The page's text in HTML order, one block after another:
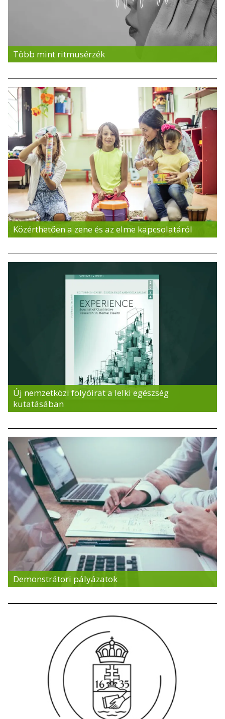
Több mint ritmusérzék
Közérthetően a zene és az elme kapcsolatáról
Új nemzetközi folyóirat a lelki egészség
kutatásában
Demonstrátori pályázatok